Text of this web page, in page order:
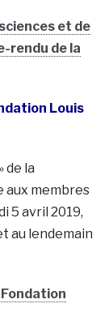
et de
rendu de la
Louis
de la
aux membres
5 avril 2019,
au lendemain